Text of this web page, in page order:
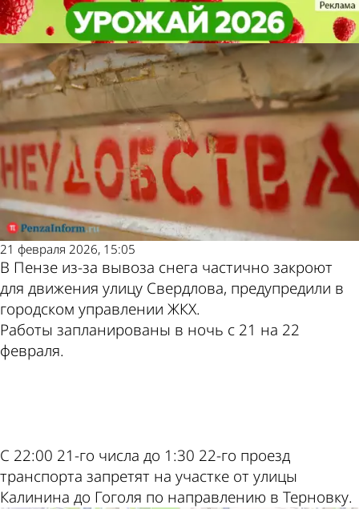
В Пензе часть улицы Свердлова
закроют для движения
Общество
21 февраля 2026, 15:05
В Пензе из-за вывоза снега частично закроют
для движения улицу Свердлова, предупредили в
городском управлении ЖКХ.
Работы запланированы в ночь с 21 на 22
февраля.
С 22:00 21-го числа до 1:30 22-го проезд
транспорта запретят на участке от улицы
Калинина до Гоголя по направлению в Терновку.
В Пензе часть улицы Свердлова
закроют для движения
Общество
Другие новости
по теме
Погода и курсы
валют в Пензе